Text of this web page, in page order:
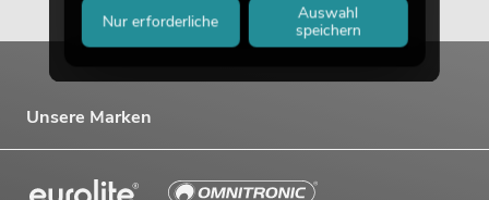
Unsere Marken
Nur erforderliche
Auswahl
speichern